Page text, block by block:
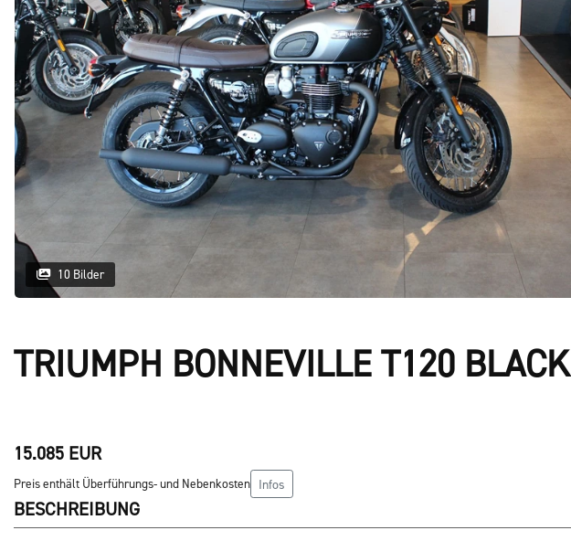
10 Bilder
TRIUMPH BONNEVILLE T120 BLACK
15.085 EUR
Preis enthält Überführungs- und Nebenkosten Infos
BESCHREIBUNG